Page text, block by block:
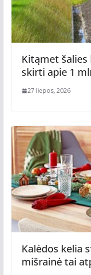
Kitąmet
skirti apie 1
27 liepos, 2026
Kalėdos kelia
mišrainė tai